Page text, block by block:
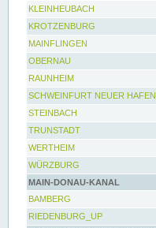
KLEINHEUBACH
KROTZENBURG
MAINFLINGEN
OBERNAU
RAUNHEIM
SCHWEINFURT NEUER HAFEN
STEINBACH
TRUNSTADT
WERTHEIM
WÜRZBURG
MAIN-DONAU-KANAL
BAMBERG
RIEDENBURG_UP